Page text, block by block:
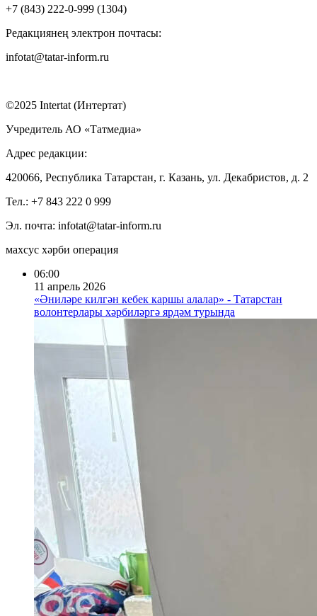
+7 (843) 222-0-999 (1304)
Редакциянең электрон почтасы:
infotat@tatar-inform.ru
©2025 Intertat (Интертат)
Учредитель АО «Татмедиа»
Адрес редакции:
420066, Республика Татарстан, г. Казань, ул. Декабристов, д. 2
Тел.: +7 843 222 0 999
Эл. почта: infotat@tatar-inform.ru
махсус хәрби операция
06:00
11 апрель 2026
«Әниләре килгән кебек каршы алалар» - Татарстан
волонтерлары хәрбиләргә ярдәм турында